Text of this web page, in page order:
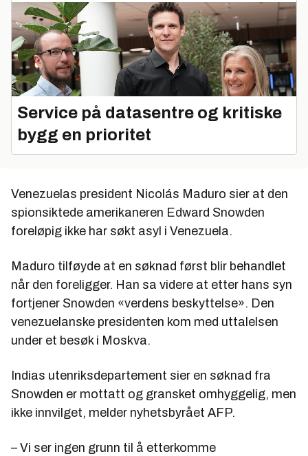
Service på datasentre og kritiske
bygg en prioritet
Venezuelas president Nicolás Maduro sier at den
spionsiktede amerikaneren Edward Snowden
foreløpig ikke har søkt asyl i Venezuela.
Maduro tilføyde at en søknad først blir behandlet
når den foreligger. Han sa videre at etter hans syn
fortjener Snowden «verdens beskyttelse». Den
venezuelanske presidenten kom med uttalelsen
under et besøk i Moskva.
Indias utenriksdepartement sier en søknad fra
Snowden er mottatt og gransket omhyggelig, men
ikke innvilget, melder nyhetsbyrået AFP.
– Vi ser ingen grunn til å etterkomme